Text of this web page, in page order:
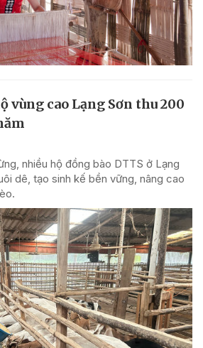
vùng cao Lạng Sơn thu 200
nhiều hộ đồng bào DTTS ở Lạng
dê, tạo sinh kế bền vững, nâng cao